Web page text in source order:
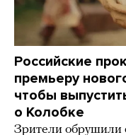
Российские
премьеру
чтобы
о Колобке
Зрители обрушили